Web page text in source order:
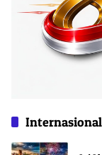
Internasional